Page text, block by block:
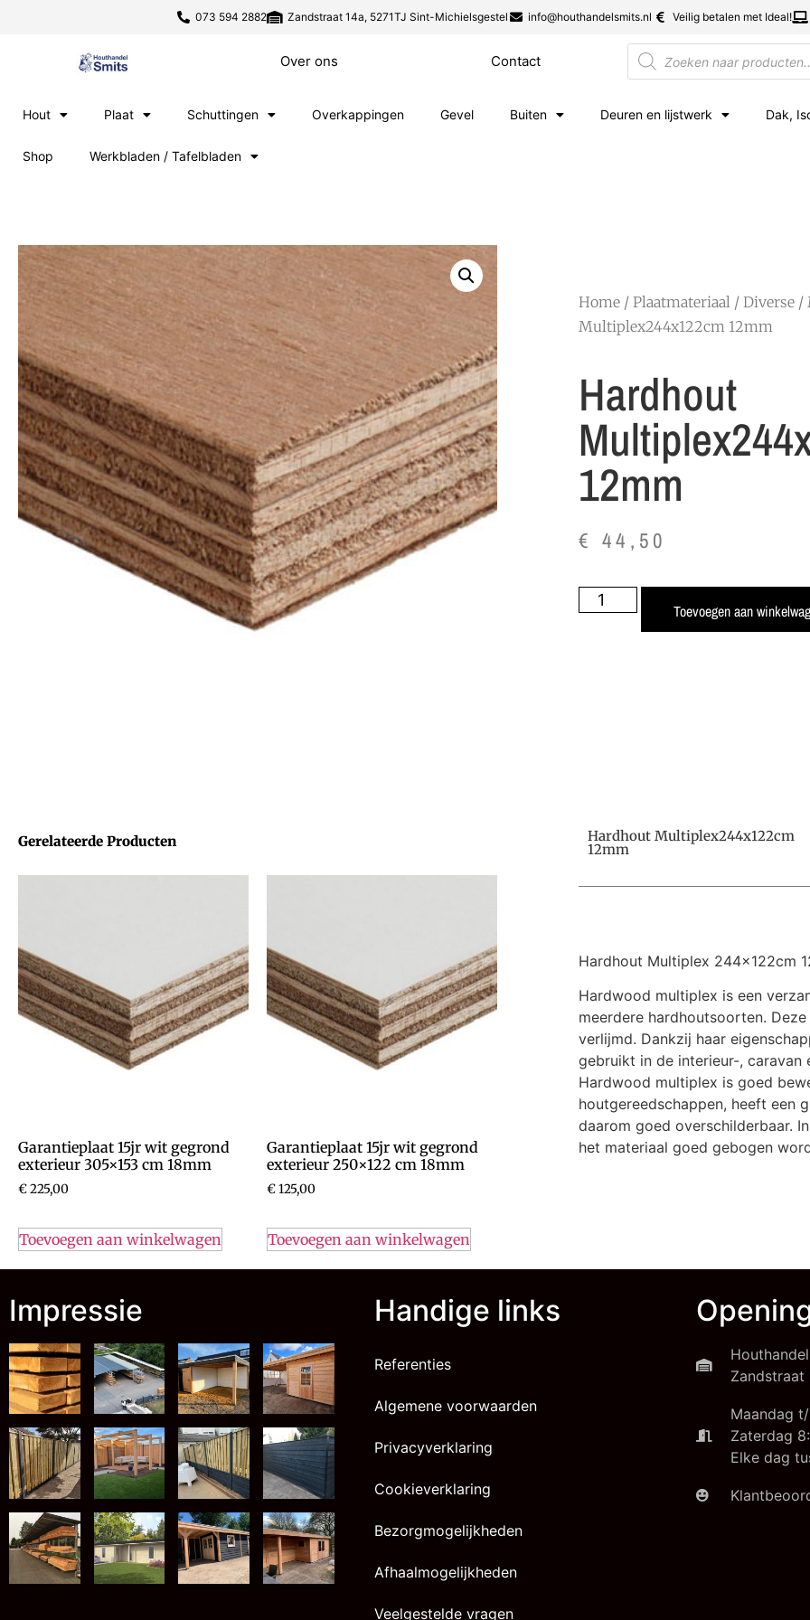
073 594 2882 Zandstraat 14a, 5271TJ Sint-Michielsgestel info@houthandelsmits.nl Veilig betalen met Ideal!
Over ons Contact
Hout Plaat Schuttingen Overkappingen Gevel Buiten Deuren en lijstwerk Dak,
Shop Werkbladen / Tafelbladen
Home / Plaatmateriaal / Diverse /
Multiplex244x122cm 12mm
Hardhout
12mm
€ 44,50
Toevoegen aan
Gerelateerde Producten
Garantieplaat 15jr wit gegrond
exterieur 305×153 cm 18mm
€225,00
Toevoegen aan winkelwagen
Garantieplaat 15jr wit gegrond
exterieur 250×122 cm 18mm
€125,00
Toevoegen aan winkelwagen
Hardhout Multiplex244x122cm
12mm
Hardhout Multiplex 244x122cm
Hardwood multiplex is een
meerdere hardhoutsoorten.
verlijmd. Dankzij haar
gebruikt in de interieur-, caravan
Hardwood multiplex is goed
houtgereedschappen, heeft een
daarom goed overschilderbaar.
het materiaal goed gebogen
Impressie Handige links
Referenties
Algemene voorwaarden
Privacyverklaring
Cookieverklaring
Bezorgmogelijkheden
Afhaalmogelijkheden
Veelgestelde vragen
Zandstraat
Maandag
Zaterdag
Elke dag